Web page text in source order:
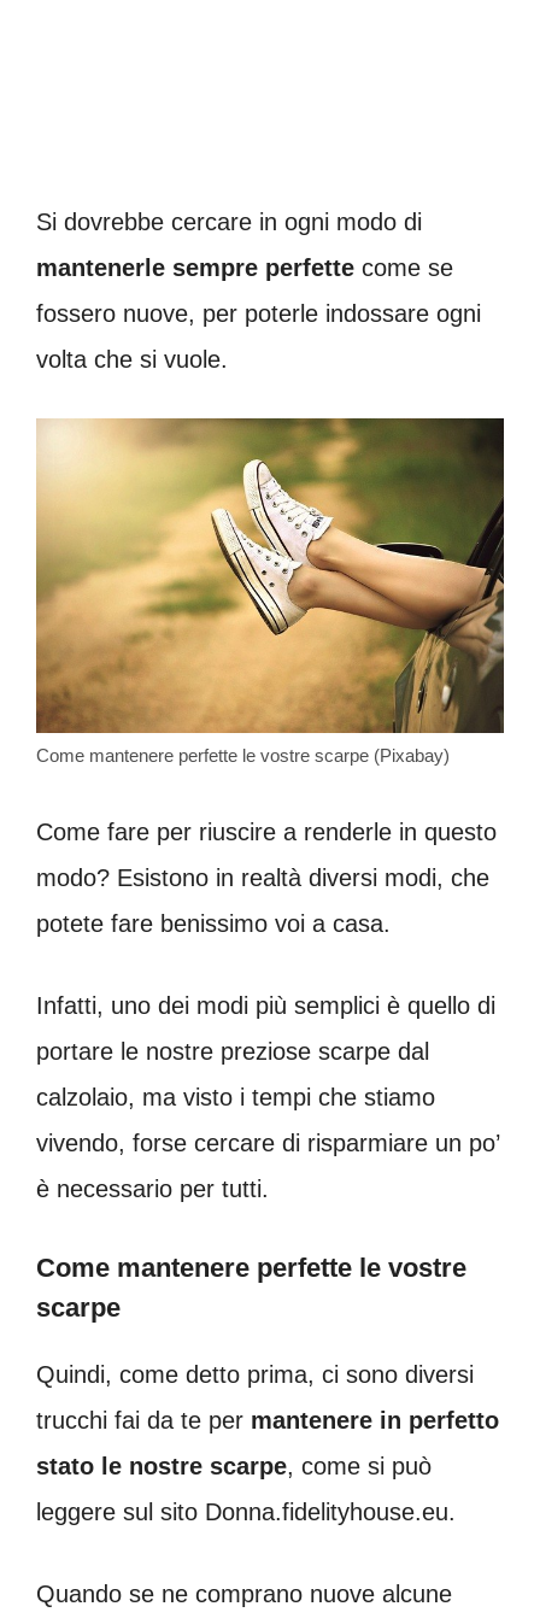
Si dovrebbe cercare in ogni modo di
mantenerle sempre perfette come se
fossero nuove, per poterle indossare ogni
volta che si vuole.
Come mantenere perfette le vostre scarpe (Pixabay)
Come fare per riuscire a renderle in questo
modo? Esistono in realtà diversi modi, che
potete fare benissimo voi a casa.
Infatti, uno dei modi più semplici è quello di
portare le nostre preziose scarpe dal
calzolaio, ma visto i tempi che stiamo
vivendo, forse cercare di risparmiare un po’
è necessario per tutti.
Come mantenere perfette le vostre
scarpe
Quindi, come detto prima, ci sono diversi
trucchi fai da te per mantenere in perfetto
stato le nostre scarpe, come si può
leggere sul sito Donna.fidelityhouse.eu.
Quando se ne comprano nuove alcune